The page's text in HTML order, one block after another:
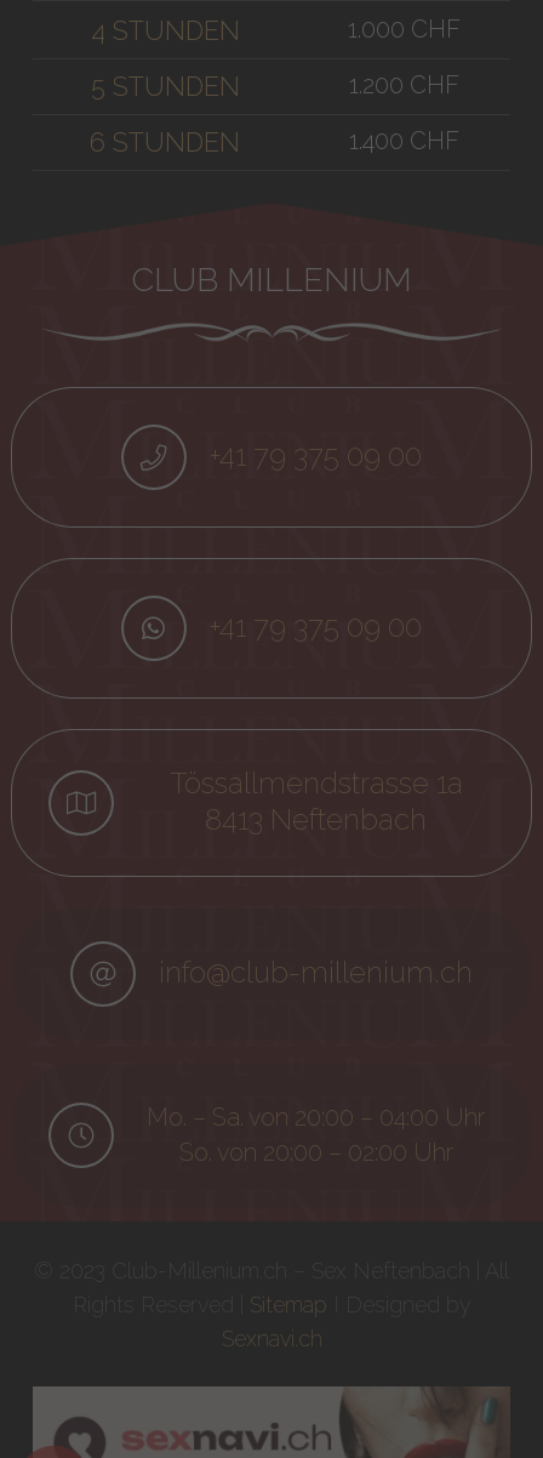
4 STUNDEN 1.000 CHF
5 STUNDEN 1.200 CHF
6 STUNDEN 1.400 CHF
CLUB MILLENIUM
+41 79 375 09 00
+41 79 375 09 00
Tössallmendstrasse 1a
8413 Neftenbach
info@club-millenium.ch
Mo. – Sa. von 20:00 – 04:00 Uhr
So. von 20:00 – 02:00 Uhr
Sitemap
Sexnavi.ch